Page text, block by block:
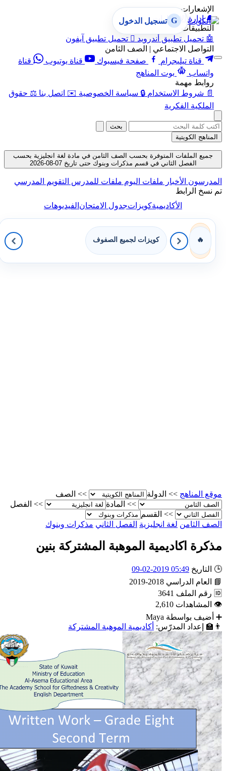
الإشعارات
تطبيق أندرويد 
تحميل تطبيق آيفون
الاجتماعي | الصف الثامن
تيليجرام
صفحة فيسبوك قناة يوتيوب
قناة
بوت المناهج
مهمة
الاستخدام 🔒 سياسة الخصوصية ✉️ اتصل بنا ⚖️ حقوق
الفكرية
G تسجيل الدخول
المتوفرة بحسب الصف الثامن في مادة لغة انجليزية بحسب
الفصل الثاني في قسم مذكرات وبنوك حتى تاريخ 07-08-2026
الأخبارملفات اليومملفات للمدرسالتقويم المدرسي
الأكاديميةكويزاتجدول الامتحان الفيديوهات
كويزات لجميع الصفوف
>> الدولة >> الصف
المادة
الفصل
>> القسم
لغة انجليزية الفصل الثاني مذكرات وبنوك
اكاديمية الموهبة المشتركة بنين
05:49 2019-02-09
الدراسي 2018-2019
الملف 3641
2,610
بواسطة Maya
المدرّس:أكاديمية الموهبة المشتركة